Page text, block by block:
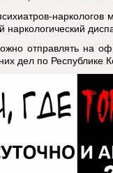
наркологический
отправлять на
дел по Республике